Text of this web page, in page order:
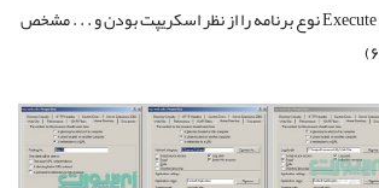
پنجره ی Execute permissions نوع برنامه را از نظر اسکریپت بودن و . . . مشخص